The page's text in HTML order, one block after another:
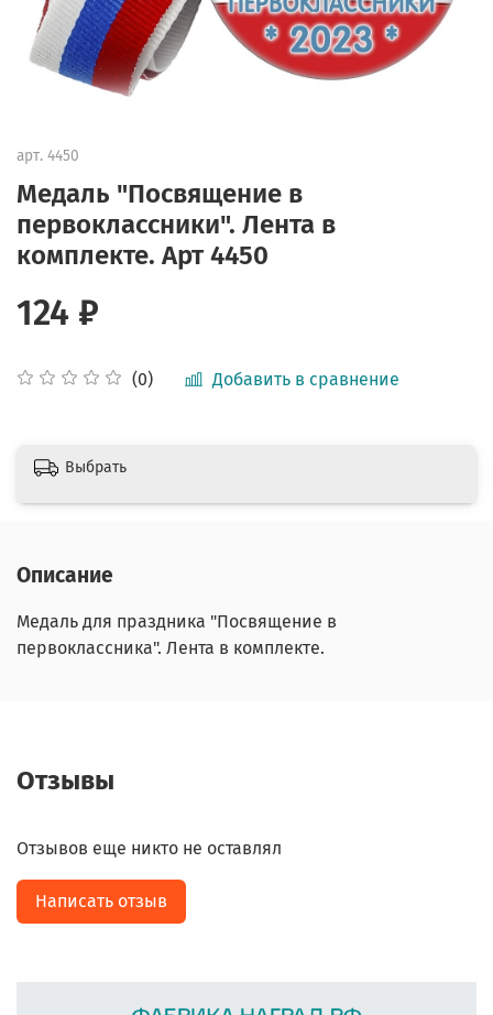
арт. 4450
Медаль "Посвящение в
первоклассники". Лента в
комплекте. Арт 4450
(0) Добавить в сравнение
124 ₽
Выбрать
Описание
Медаль для праздника "Посвящение в
первоклассника". Лента в комплекте.
Отзывы
Отзывов еще никто не оставлял
Написать отзыв